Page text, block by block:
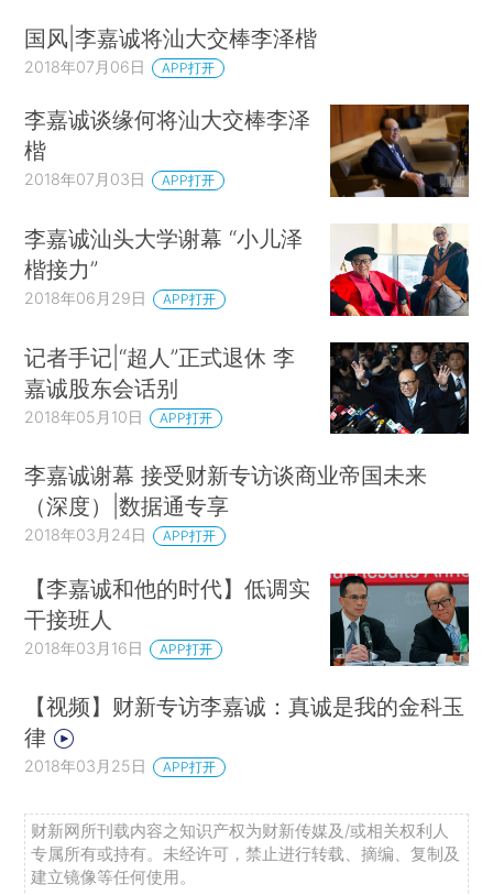
国风|李嘉诚将汕大交棒李泽楷
2018年07月06日 APP打开
李嘉诚谈缘何将汕大交棒李泽
楷
2018年07月03日 APP打开
李嘉诚汕头大学谢幕 “小儿泽
楷接力”
2018年06月29日 APP打开
记者手记|“超人”正式退休 李
嘉诚股东会话别
2018年05月10日 APP打开
李嘉诚谢幕 接受财新专访谈商业帝国未来
（深度）|数据通专享
2018年03月24日 APP打开
【李嘉诚和他的时代】低调实
干接班人
2018年03月16日 APP打开
【视频】财新专访李嘉诚：真诚是我的金科玉
律
2018年03月25日 APP打开
财新网所刊载内容之知识产权为财新传媒及/或相关权利人
专属所有或持有。未经许可，禁止进行转载、摘编、复制及
建立镜像等任何使用。